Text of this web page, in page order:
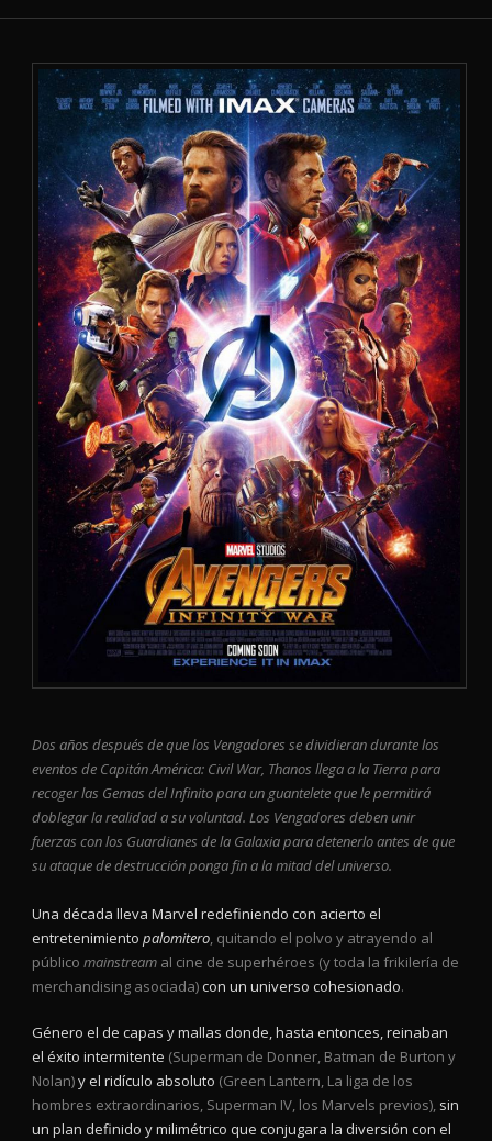
Dos años después de que los Vengadores se dividieran durante los
eventos de Capitán América: Civil War, Thanos llega a la Tierra para
recoger las Gemas del Infinito para un guantelete que le permitirá
doblegar la realidad a su voluntad. Los Vengadores deben unir
fuerzas con los Guardianes de la Galaxia para detenerlo antes de que
su ataque de destrucción ponga fin a la mitad del universo.
Una década lleva Marvel redefiniendo con acierto el
entretenimiento palomitero, quitando el polvo y atrayendo al
público mainstream al cine de superhéroes (y toda la frikilería de
merchandising asociada)con un universo cohesionado.
Género el de capas y mallas donde, hasta entonces, reinaban
el éxito intermitente (Superman de Donner, Batman de Burton y
Nolan)y el ridículo absoluto (Green Lantern, La liga de los
hombres extraordinarios, Superman IV, los Marvels previos), sin
un plan definido y milimétrico que conjugara la diversión con el